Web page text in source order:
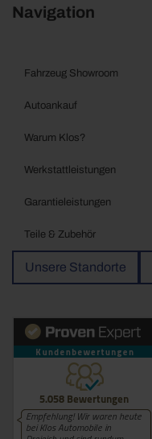
Navigation
Fahrzeug Showroom
Autoankauf
Warum Klos?
Werkstattleistungen
Garantieleistungen
Teile & Zubehör
Unsere Standorte